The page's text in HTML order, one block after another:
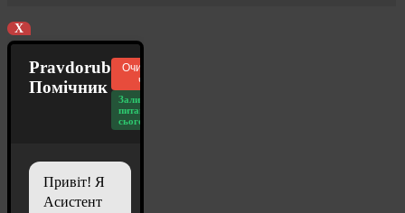
X
Pravdorub
Помічник
Очистити
чат
Залишилось
питань
сьогодні: 20
Привіт! Я
Асистент